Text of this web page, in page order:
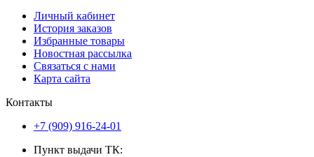
Личный кабинет
История заказов
Избранные товары
Новостная рассылка
Связаться с нами
Карта сайта
Контакты
+7 (909) 916-24-01
Пункт выдачи ТК: